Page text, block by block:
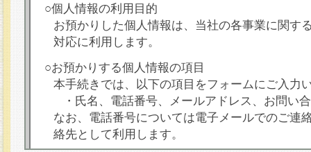
○個人情報の利用目的
お預かりした個人情報は、当社の各事業に関す
対応に利用します。
○お預かりする個人情報の項目
本手続きでは、以下の項目をフォームにご入力
・氏名、電話番号、メールアドレス、お問い
なお、電話番号については電子メールでのご連
絡先として利用します。